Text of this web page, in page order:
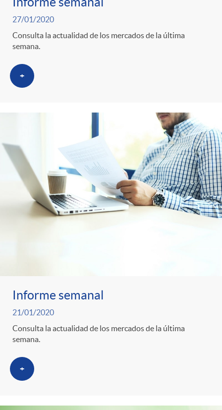
27/01/2020
Consulta la actualidad de los mercados de la última
semana.
+
Informe semanal
21/01/2020
Consulta la actualidad de los mercados de la última
semana.
+